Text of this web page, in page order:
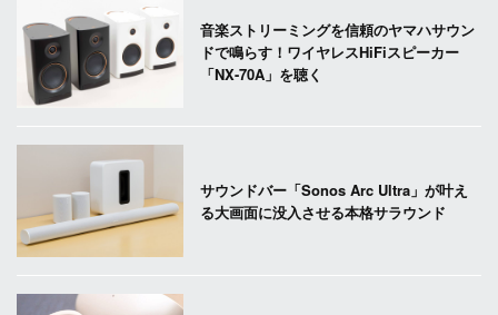
音楽ストリーミングを信頼のヤマハサウン
ドで鳴らす！ワイヤレスHiFiスピーカー
「NX-70A」を聴く
サウンドバー「Sonos Arc Ultra」が叶え
る大画面に没入させる本格サラウンド